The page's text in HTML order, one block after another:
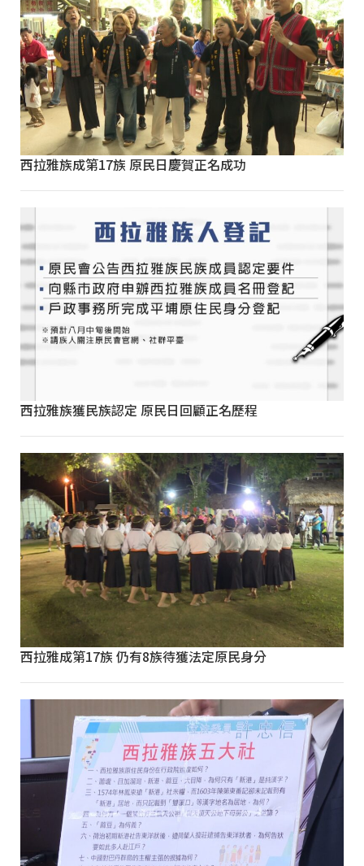
西拉雅族成第17族 原民日慶賀正名成功
西拉雅族獲民族認定 原民日回顧正名歷程
西拉雅成第17族 仍有8族待獲法定原民身分